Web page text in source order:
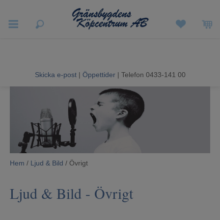
Sommarrea
Hushållsapparater
Ljud & Bild
Luftvård och Värme
Kundtjänst
Skicka e-post | Öppettider| Telefon 0433-141 00
Hem / Ljud & Bild / Övrigt
Ljud & Bild - Övrigt